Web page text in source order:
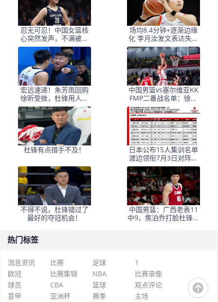
忍无可忍！中国女篮核
心突然发声，不满被边
缘化，或寻找新东家
场均8.4分钟+逐渐边缘
化 李月汝发文表达失望
与无助
宏远速递！朱芳雨回购
徐昕受挫，杜锋用人遭
热议，焦泊乔也发声
中国男篮vs塞尔维亚KK
FMP二番战名单：徐昕
庞峥麟领衔 杨曦皓在列
杜锋有点措手不及！
日本公布15人集训名单
渡边领衔7月3日对阵中
国男篮
不得不说，杜锋错过了
最好的夺冠机会！
中国男篮：广西老表11
中9，焦泊乔打脸杜锋，
热门标签
消息资讯 比赛 足球
1
欧冠
比赛集锦 NBA
比赛录像
球员
CBA 篮球
观点评论
意甲
亚洲杯 赛季 主场